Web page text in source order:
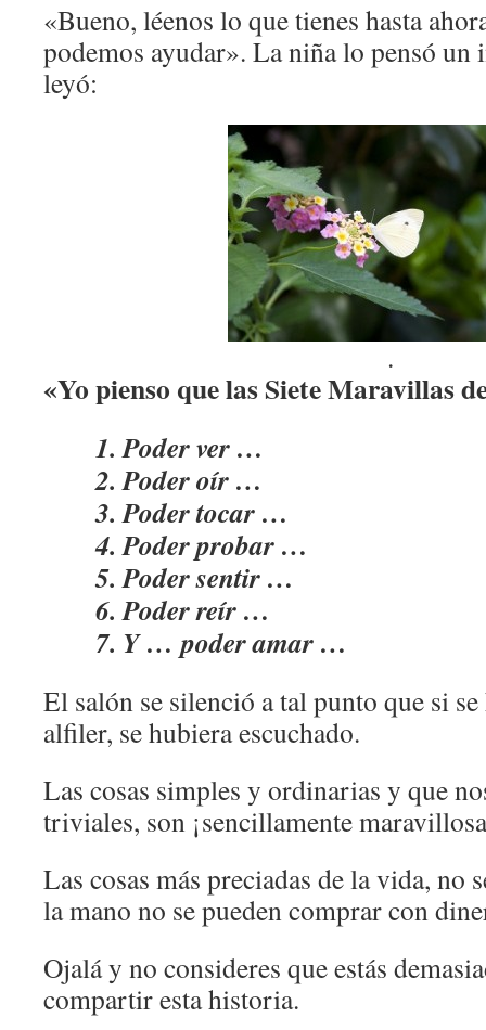
«Bueno, léenos lo que tienes hasta
podemos ayudar». La niña lo pensó un
leyó:
.
«Yo pienso que las Siete Maravillas
1. Poder ver …
2. Poder oír …
3. Poder tocar …
4. Poder probar …
5. Poder sentir …
6. Poder reír …
7. Y … poder amar …
El salón se silenció a tal punto que si
alfiler, se hubiera escuchado.
Las cosas simples y ordinarias y que
triviales, son ¡sencillamente
Las cosas más preciadas de la vida, no
la mano no se pueden comprar con
Ojalá y no consideres que estás
compartir esta historia.